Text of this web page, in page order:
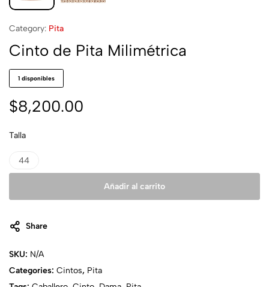
Category: Pita
Cinto de Pita Milimétrica
1 disponibles
$8,200.00
Talla
44
Añadir al carrito
Share
SKU: N/A
Categories: Cintos, Pita